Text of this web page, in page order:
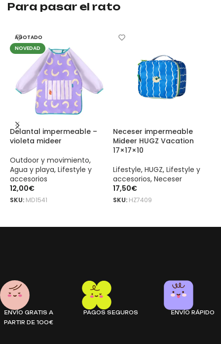
Para pasar el rato
AGOTADO
NOVEDAD
Delantal impermeable –
violeta mideer
Outdoor y movimiento,
Agua y playa, Lifestyle y
accesorios
12,00€
SKU: MD1541
Neceser impermeable
Mideer HUGZ Vacation
17×17×10
Lifestyle, HUGZ, Lifestyle y
accesorios, Neceser
17,50€
SKU: HZ7409
ENVÍO GRATIS A
PARTIR DE 100€
PAGOS SEGUROS ENVÍO RÁPIDO